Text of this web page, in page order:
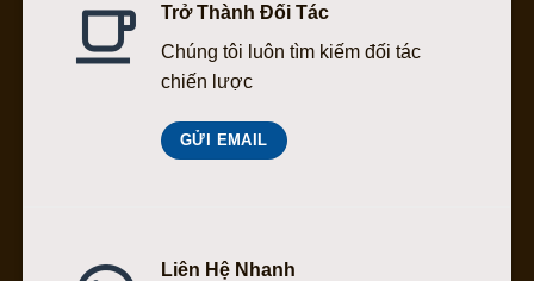
Trở Thành Đối Tác
Chúng tôi luôn tìm kiếm đối tác
chiến lược
GỬI EMAIL
Liên Hệ Nhanh